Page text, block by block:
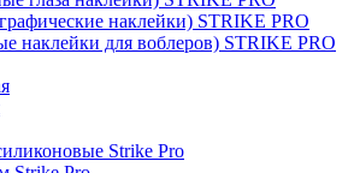
наклейки) STRIKE PRO
наклейки для воблеров) STRIKE PRO
Strike Pro